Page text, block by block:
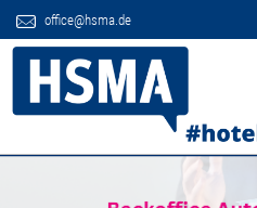
office@hsma.de